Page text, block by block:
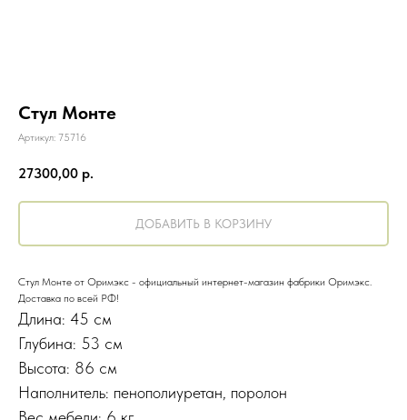
Стул Монте
Артикул: 75716
27300,00 р.
ДОБАВИТЬ В КОРЗИНУ
Стул Монте от Оримэкс - официальный интернет-магазин фабрики Оримэкс.
Доставка по всей РФ!
Длина: 45 см
Глубина: 53 см
Высота: 86 см
Наполнитель: пенополиуретан, поролон